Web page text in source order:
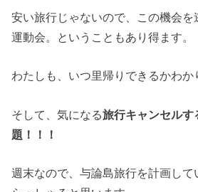
安い旅行じゃないので、この機会
運動会。ということもあり得ます。
わたしも、いつ里帰りできるかわか
そして、気になる旅行キャンセルす
題！！！
週末なので、与論島旅行を計画して